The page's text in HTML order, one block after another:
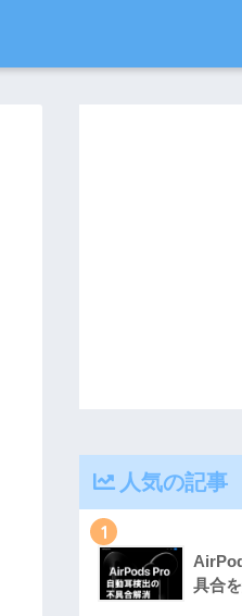
人気の記事
1
具合